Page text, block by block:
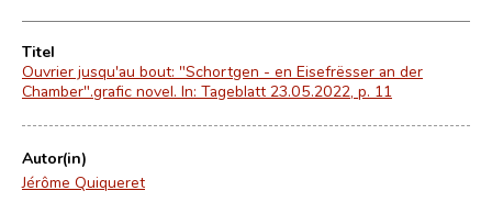
Titel
Ouvrier jusqu'au bout: "Schortgen - en Eisefrësser an der
Chamber".grafic novel. In: Tageblatt 23.05.2022, p. 11
Autor(in)
Jérôme Quiqueret